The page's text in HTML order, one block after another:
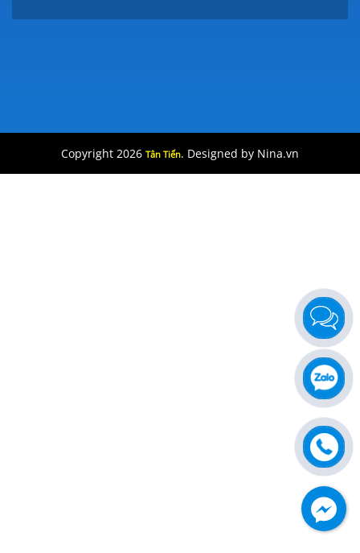
Copyright 2026 Tân Tiến. Designed by Nina.vn